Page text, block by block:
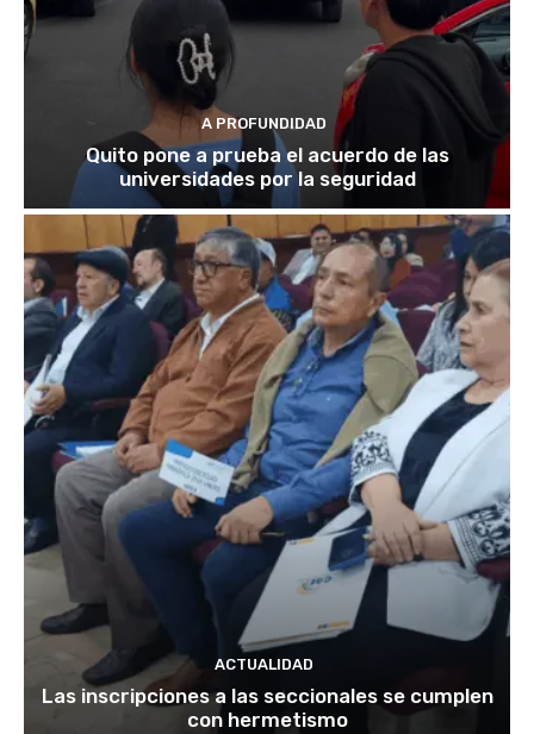
A PROFUNDIDAD
Quito pone a prueba el acuerdo de las
universidades por la seguridad
ACTUALIDAD
Las inscripciones a las seccionales se cumplen
con hermetismo